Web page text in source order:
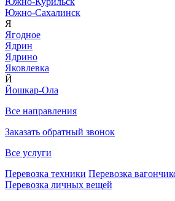
Южно-Сахалинск
Я
Ягодное
Ядрин
Ядрино
Яковлевка
Й
Йошкар-Ола
Все направления
Заказать обратный звонок
Все услуги
Перевозка техники Перевозка
Перевозка личных вещей